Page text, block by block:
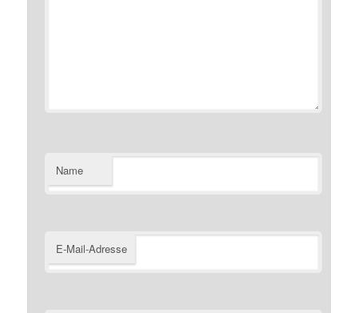
Name
E-Mail-Adresse